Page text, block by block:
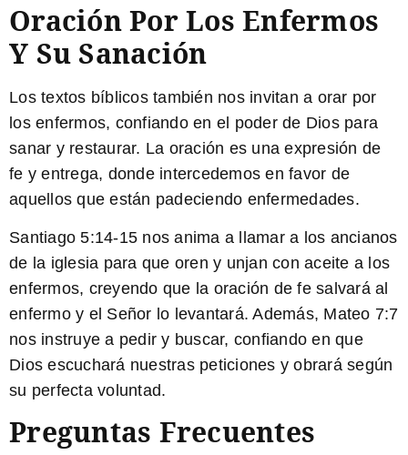
Oración Por Los Enfermos
Y Su Sanación
Los textos bíblicos también nos invitan a orar por
los enfermos, confiando en el poder de Dios para
sanar y restaurar. La oración es una expresión de
fe y entrega, donde intercedemos en favor de
aquellos que están padeciendo enfermedades.
Santiago 5:14-15 nos anima a llamar a los ancianos
de la iglesia para que oren y unjan con aceite a los
enfermos, creyendo que la oración de fe salvará al
enfermo y el Señor lo levantará. Además, Mateo 7:7
nos instruye a pedir y buscar, confiando en que
Dios escuchará nuestras peticiones y obrará según
su perfecta voluntad.
Preguntas Frecuentes